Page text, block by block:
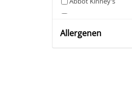
Abmas
Absolut
Allergenen